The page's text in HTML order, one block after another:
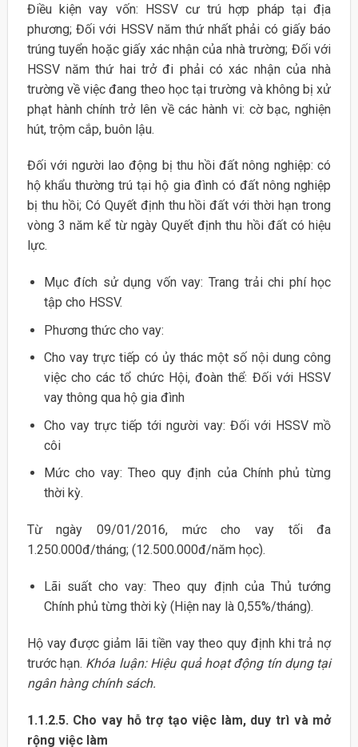
Điều kiện vay vốn: HSSV cư trú hợp pháp tại địa
phương; Đối với HSSV năm thứ nhất phải có giấy báo
trúng tuyển hoặc giấy xác nhận của nhà trường; Đối với
HSSV năm thứ hai trở đi phải có xác nhận của nhà
trường về việc đang theo học tại trường và không bị xử
phạt hành chính trở lên về các hành vi: cờ bạc, nghiện
hút, trộm cắp, buôn lậu.
Đối với người lao động bị thu hồi đất nông nghiệp: có
hộ khẩu thường trú tại hộ gia đình có đất nông nghiệp
bị thu hồi; Có Quyết định thu hồi đất với thời hạn trong
vòng 3 năm kể từ ngày Quyết định thu hồi đất có hiệu
lực.
Mục đích sử dụng vốn vay: Trang trải chi phí học
tập cho HSSV.
Phương thức cho vay:
Cho vay trực tiếp có ủy thác một số nội dung công
việc cho các tổ chức Hội, đoàn thể: Đối với HSSV
vay thông qua hộ gia đình
Cho vay trực tiếp tới người vay: Đối với HSSV mồ
côi
Mức cho vay: Theo quy định của Chính phủ từng
thời kỳ.
Từ ngày 09/01/2016, mức cho vay tối đa
1.250.000đ/tháng; (12.500.000đ/năm học).
Lãi suất cho vay: Theo quy định của Thủ tướng
Chính phủ từng thời kỳ (Hiện nay là 0,55%/tháng).
Hộ vay được giảm lãi tiền vay theo quy định khi trả nợ
trước hạn. Khóa luận: Hiệu quả hoạt động tín dụng tại
ngân hàng chính sách.
1.1.2.5. Cho vay hỗ trợ tạo việc làm, duy trì và mở
rộng việc làm